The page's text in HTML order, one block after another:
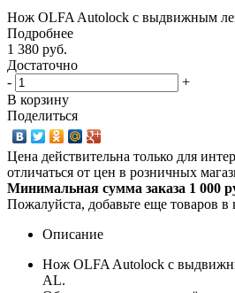
Нож OLFA Autolock с выдвижным
Подробнее
1 380 руб.
Достаточно
-
+
В корзину
Поделиться
Цена действительна только для
отличаться от цен в розничных
Минимальная сумма заказа 1 000
Пожалуйста, добавьте еще товаров в
Описание
Нож OLFA Autolock с
AL.